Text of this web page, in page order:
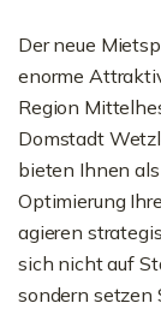
Der neue
enorme
Region
Domstadt
bieten Ihnen
Optimierung
agieren
sich nicht auf
sondern setzen